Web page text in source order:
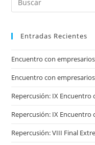
Entradas Recientes
Encuentro con
Encuentro con
Repercusión: IX
Repercusión: IX
Repercusión: VIII Final